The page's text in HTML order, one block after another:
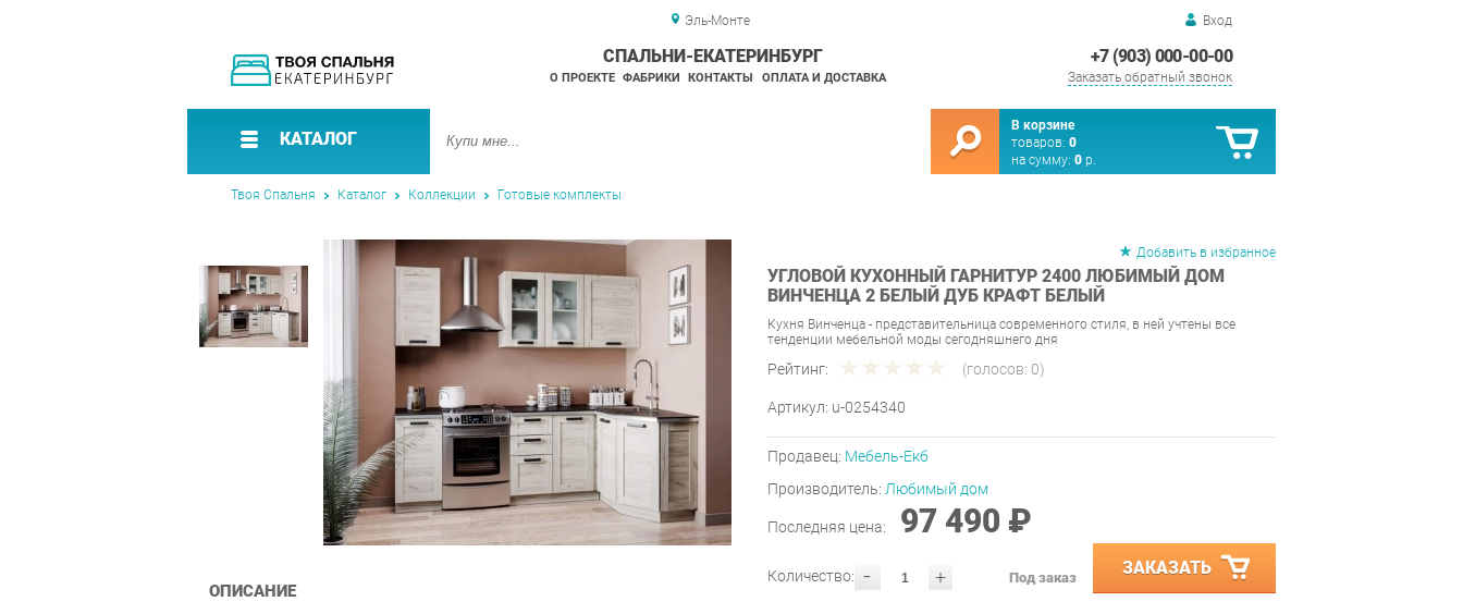
Эль-Монте Вход
+7 (903) 000-00-00
Заказать обратный звонок
СПАЛЬНИ-ЕКАТЕРИНБУРГ
О ПРОЕКТЕ ФАБРИКИ КОНТАКТЫ ОПЛАТА И ДОСТАВКА
КАТАЛОГ
В корзине
товаров: 0
на сумму: 0 р.
Твоя Спальня Каталог Коллекции Готовые комплекты
Добавить в избранное
УГЛОВОЙ КУХОННЫЙ ГАРНИТУР 2400 ЛЮБИМЫЙ ДОМ
ВИНЧЕНЦА 2 БЕЛЫЙ ДУБ КРАФТ БЕЛЫЙ
Кухня Винченца - представительница современного стиля, в ней учтены все
тенденции мебельной моды сегодняшнего дня
Рейтинг: (голосов: 0)
Артикул: u-0254340
Продавец: Мебель-Екб
Производитель: Любимый дом
Последняя цена: 97 490 ₽
- +
Количество: Под заказ ЗАКАЗАТЬ
ОПИСАНИЕ